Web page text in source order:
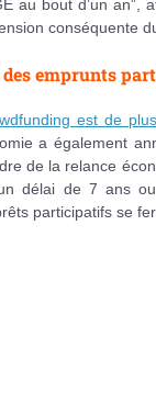
au bout d’un
conséquente
des emprunts
est de
a également
de la relance
délai de 7 ans
participatifs se